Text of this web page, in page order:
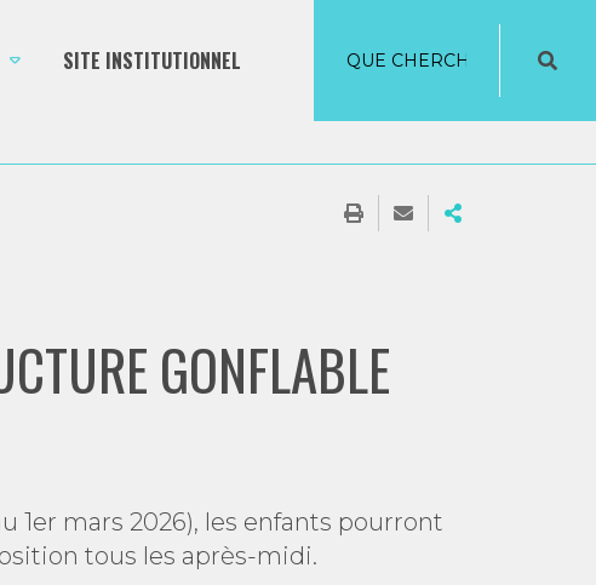
SITE INSTITUTIONNEL
GONFLABLE
1er mars 2026), les enfants pourront
tous les après-midi.